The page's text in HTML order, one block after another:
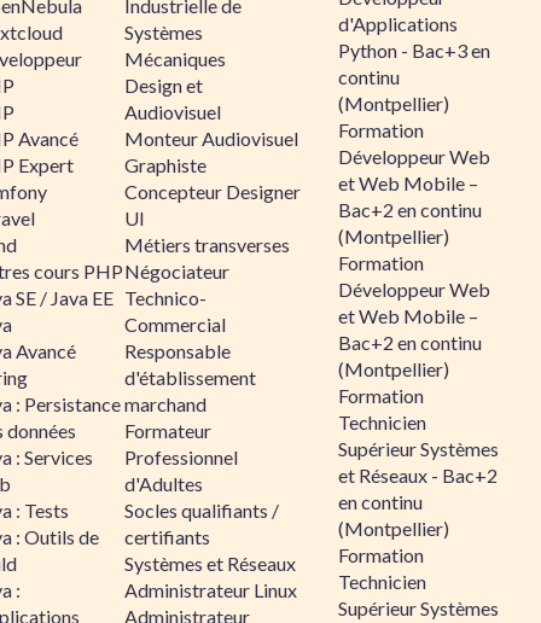
Avancé
Expert
cours PHP
SE / Java EE
Avancé
: Persistance
données
: Services
: Tests
: Outils de
:
Industrielle de
Systèmes
Mécaniques
Design et
Audiovisuel
Monteur Audiovisuel
Graphiste
Concepteur Designer
UI
Métiers transverses
Négociateur
Technico-
Commercial
Responsable
d'établissement
marchand
Formateur
Professionnel
d'Adultes
Socles qualifiants /
certifiants
Systèmes et Réseaux
Administrateur Linux
Administrateur
d'Applications
Python - Bac+3 en
continu
(Montpellier)
Formation
Développeur Web
et Web Mobile –
Bac+2 en continu
(Montpellier)
Formation
Développeur Web
et Web Mobile –
Bac+2 en continu
(Montpellier)
Formation
Technicien
Supérieur Systèmes
et Réseaux - Bac+2
en continu
(Montpellier)
Formation
Technicien
Supérieur Systèmes